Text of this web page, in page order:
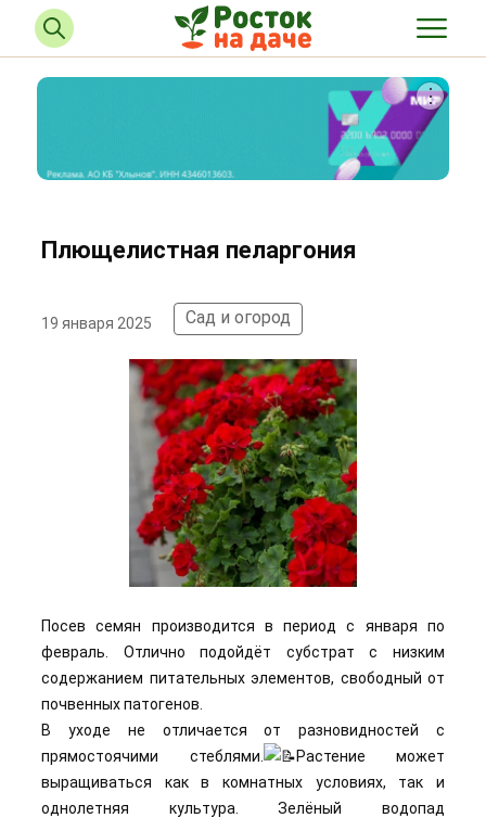
Плющелистная пеларгония
19 января 2025 Сад и огород
Посев семян производится в период с января по
февраль. Отлично подойдёт субстрат с низким
содержанием питательных элементов, свободный от
почвенных патогенов.
В уходе не отличается от разновидностей с
прямостоячими стеблями.
Растение может
выращиваться как в комнатных условиях, так и
однолетняя культура. Зелёный водопад